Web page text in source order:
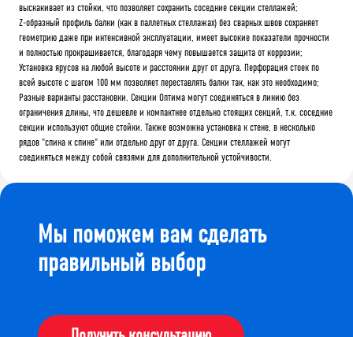
выскакивает из стойки, что позволяет сохранить соседние секции стеллажей;
Z-образный профиль балки (как в паллетных стеллажах) без сварных швов сохраняет
геометрию даже при интенсивной эксплуатации, имеет высокие показатели прочности
и полностью прокрашивается, благодаря чему повышается защита от коррозии;
Установка ярусов на любой высоте и расстоянии друг от друга. Перфорация стоек по
всей высоте с шагом 100 мм позволяет переставлять балки так, как это необходимо;
Разные варианты расстановки. Секции Оптима могут соединяться в линию без
ограничения длины, что дешевле и компактнее отдельно стоящих секций, т.к. соседние
секции используют общие стойки. Также возможна установка к стене, в несколько
рядов "спина к спине" или отдельно друг от друга. Секции стеллажей могут
соединяться между собой связями для дополнительной устойчивости.
Мы поможем вам сделать
правильный выбор